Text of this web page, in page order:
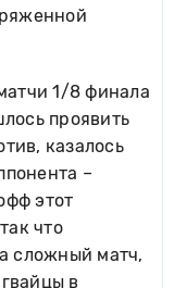
1/8 финала
проявить
казалось
–
этот
что
сложный матч,
в